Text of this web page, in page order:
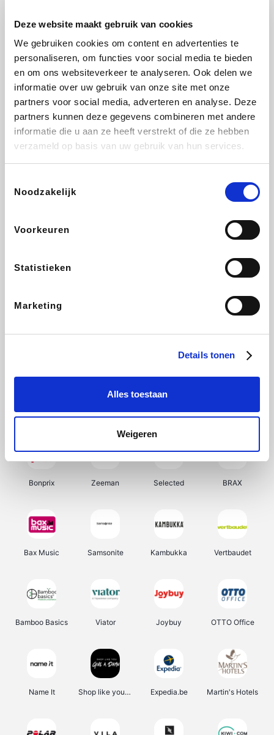
Deze website maakt gebruik van cookies
We gebruiken cookies om content en advertenties te
personaliseren, om functies voor social media te bieden
en om ons websiteverkeer te analyseren. Ook delen we
informatie over uw gebruik van onze site met onze
partners voor social media, adverteren en analyse. Deze
partners kunnen deze gegevens combineren met andere
informatie die u aan ze heeft verstrekt of die ze hebben
verzameld op basis van uw gebruik van hun services.
Noodzakelijk
Voorkeuren
Statistieken
Marketing
Details tonen
Alles toestaan
Weigeren
Sarenza Interhome Schiesser Bolt Energie
DeubaXXL
Ekoi About You
My Jewellery Tennis Point Samsung Delonghi
Bonprix Zeeman Selected BRAX
Bax Music Samsonite Kambukka Vertbaudet
Bamboo Basics Viator Joybuy OTTO Office
Name It Shop like you Give A Damn Expedia.be Martin's Hotels